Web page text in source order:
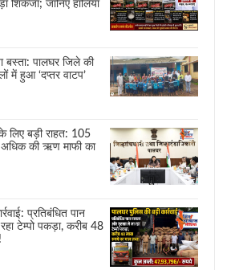
शिकंजा; जानिए हालिया
बस्ता: पालघर जिले की
में हुआ ‘दप्तर वाटप’
लिए बड़ी राहत: 105
की ऋण माफी का
प्रतिबंधित पान
टेम्पो पकड़ा, करीब 48